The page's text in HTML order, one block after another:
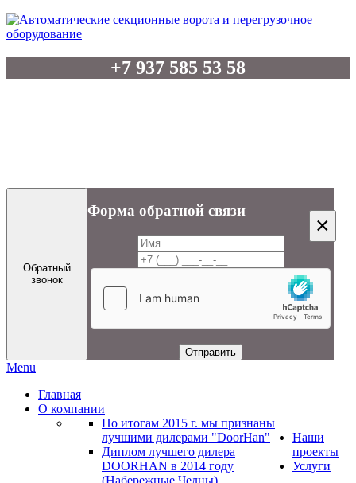
+7 937 585 53 58
Обратный
звонок
Форма обратной связи
×
Отправить
Menu
Главная
О компании
По итогам 2015 г. мы признаны
лучшими дилерами "DoorHan"
Диплом лучшего дилера
DOORHAN в 2014 году
(Набережные Челны)
Наши
проекты
Услуги